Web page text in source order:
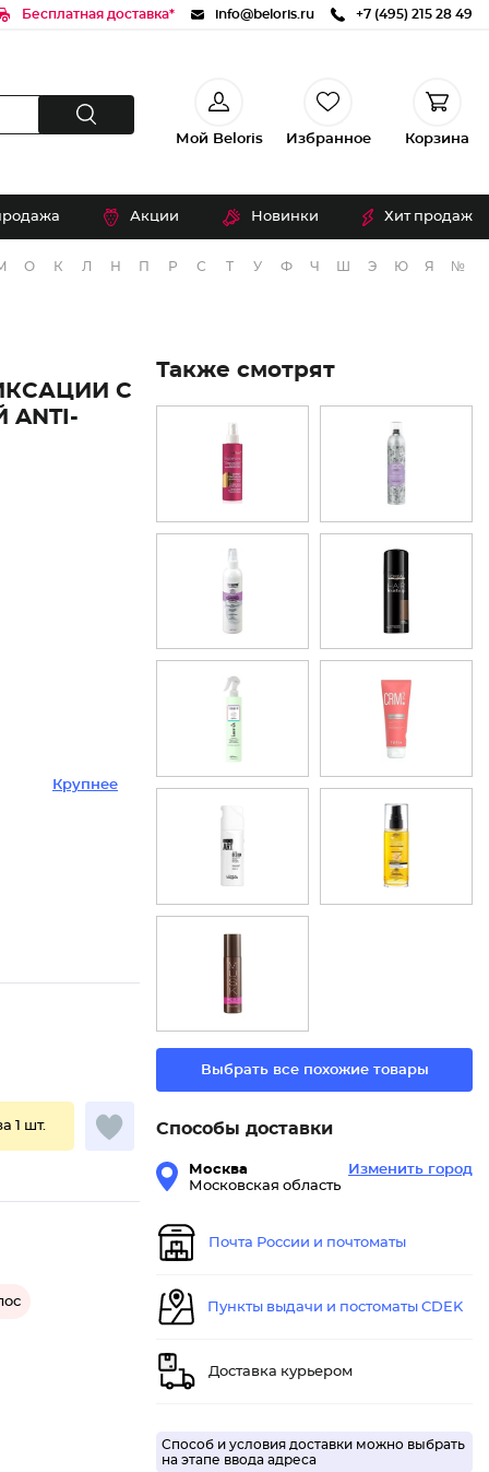
Бесплатная доставка* info@beloris.ru +7 (495) 215 28 49
Мой Beloris Избранное Корзина
Акции Новинки Хит продаж
О К Л Н П Р С Т У Ф Ч Э Ю Я №
С
Крупнее
1 шт.
Также смотрят
Выбрать все похожие товары
Способы доставки
Москва
Московская область
Изменить город
Почта России и почтоматы
Пункты выдачи и постоматы CDEK
Доставка курьером
Способ и условия доставки можно выбрать
на этапе ввода адреса